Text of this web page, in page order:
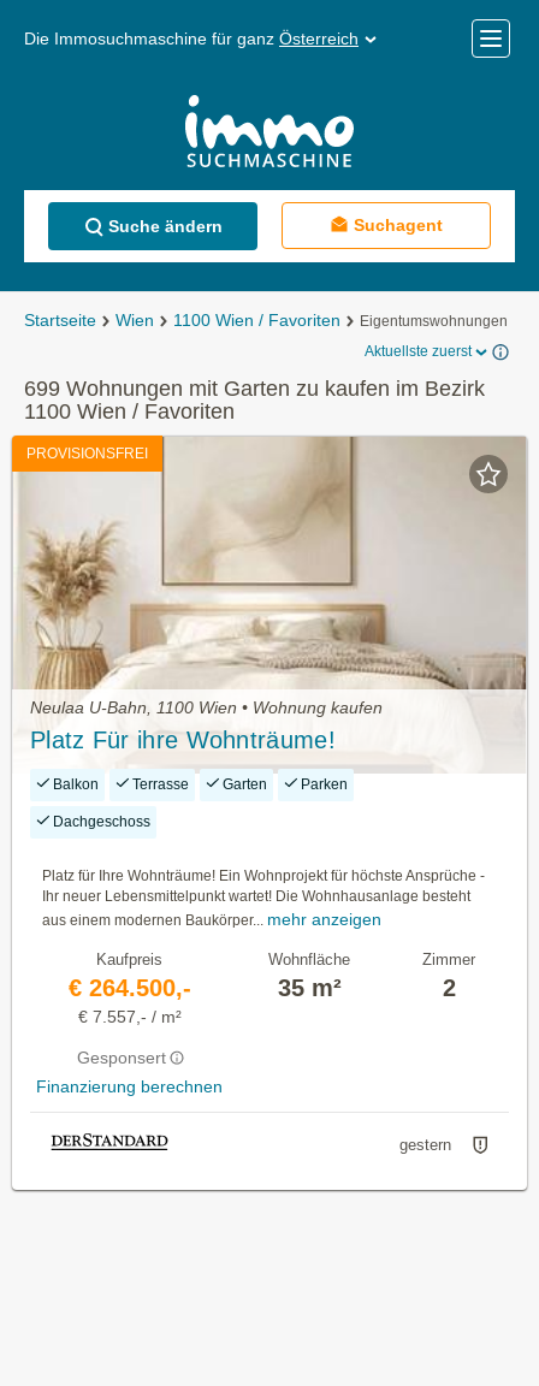
Die Immosuchmaschine für ganz Österreich
Menü
Suche ändern Suchagent
Startseite Wien 1100 Wien / Favoriten
Eigentumswohnungen
Aktuellste zuerst
699 Wohnungen mit Garten zu kaufen im Bezirk
1100 Wien / Favoriten
PROVISIONSFREI
Neulaa U-Bahn, 1100 Wien • Wohnung kaufen
Platz Für ihre Wohnträume!
Balkon Terrasse Garten Parken
Dachgeschoss
Platz für Ihre Wohnträume! Ein Wohnprojekt für höchste Ansprüche -
Ihr neuer Lebensmittelpunkt wartet! Die Wohnhausanlage besteht
aus einem modernen Baukörper...
mehr anzeigen
Kaufpreis
€ 264.500,-
€ 7.557,- / m²
Gesponsert
Finanzierung berechnen
Wohnfläche
35 m²
Zimmer
2
gestern